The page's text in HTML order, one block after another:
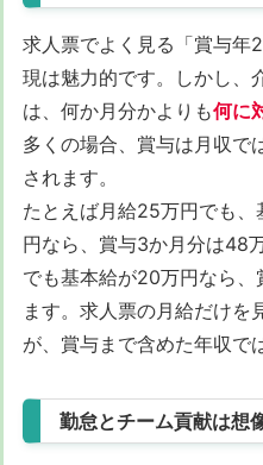
求人票でよく見る「賞与年
現は魅力的です。しかし、
は、何か月分かよりも何に
多くの場合、賞与は月収で
されます。
たとえば月給25万円でも
円なら、賞与3か月分は48
でも基本給が20万円なら
ます。求人票の月給だけを
が、賞与まで含めた年収で
勤怠とチーム貢献は想